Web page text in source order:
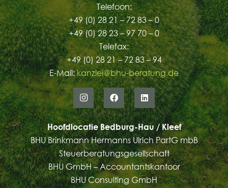
Telefoon:
+49 (0) 28 21 – 72 83 – 0
+49 (0) 28 23 – 97 70 – 0
Telefax:
+49 (0) 28 21 – 72 83 – 94
E-Mail:kanzlei@bhu-beratung.de
Hoofdlocatie Bedburg-Hau / Kleef
BHU Brinkmann Hermanns Ulrich PartG mbB
Steuerberatungsgesellschaft
BHU GmbH – Accountantskantoor
BHU Consulting GmbH